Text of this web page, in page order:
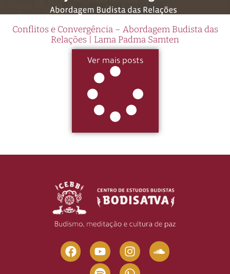
Conflitos e Convergência – Abordagem Budista das
Relações | Lama Padma Samten
Ver mais posts